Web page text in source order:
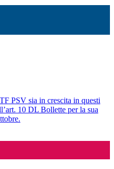
PSV sia in crescita in questi
10 DL Bollette per la sua